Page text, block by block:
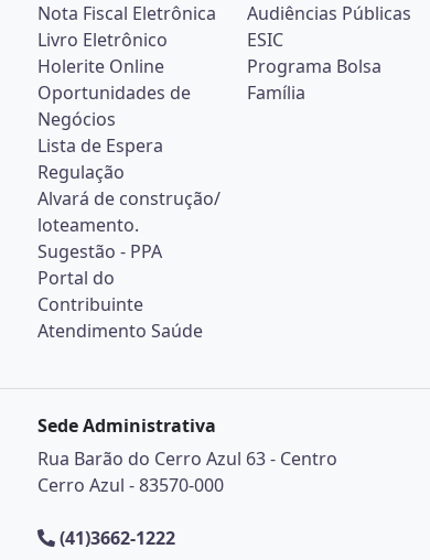
Nota Fiscal Eletrônica
Livro Eletrônico
Holerite Online
Oportunidades de
Negócios
Lista de Espera
Regulação
Alvará de construção/
loteamento.
Sugestão - PPA
Portal do
Contribuinte
Atendimento Saúde
Audiências Públicas
ESIC
Programa Bolsa
Família
Sede Administrativa
Rua Barão do Cerro Azul 63 - Centro
Cerro Azul - 83570-000
(41)3662-1222